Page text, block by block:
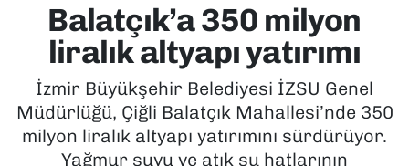
Balatçık’a 350 milyon
liralık altyapı yatırımı
İzmir Büyükşehir Belediyesi İZSU Genel
Müdürlüğü, Çiğli Balatçık Mahallesi’nde 350
milyon liralık altyapı yatırımını sürdürüyor.
Yağmur suyu ve atık su hatlarının
EKONOMİ
KÜLTÜR SANAT
MAGAZİN
Tüm Manşetler
Son Dakika Haberleri
Haber Arşivi